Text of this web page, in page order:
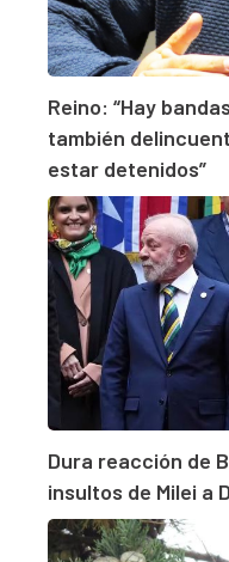
Reino: “Hay
también
estar detenidos”
Dura reacción de
insultos de Milei a